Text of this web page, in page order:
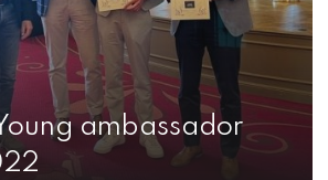
ambassador